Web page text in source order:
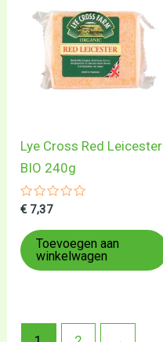
Lye Cross Red Leicester
BIO 240g
Gewaardeerd
uit
5
€ 7,37
Toevoegen aan
winkelwagen